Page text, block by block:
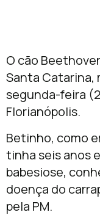
O cão
Santa Catarina,
segunda-feira
Florianópolis.
Betinho, como
tinha seis anos
babesiose,
doença do
pela PM.